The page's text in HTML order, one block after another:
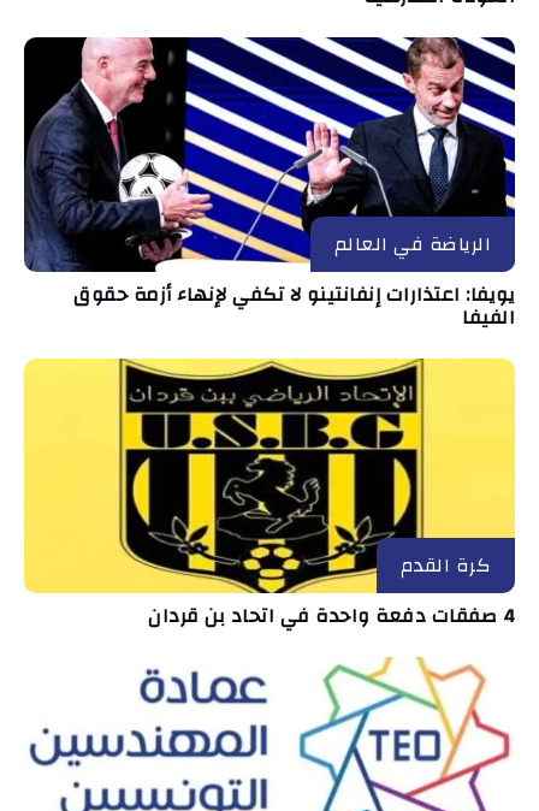
الرياضة في العالم
يويفا: اعتذارات إنفانتينو لا تكفي لإنهاء أزمة حقوق
الفيفا
كرة القدم
4 صفقات دفعة واحدة في اتحاد بن قردان